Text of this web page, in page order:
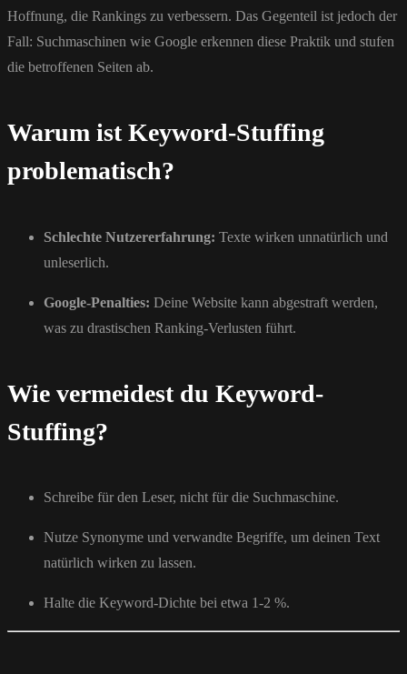
Hoffnung, die Rankings zu verbessern. Das Gegenteil ist jedoch der
Fall: Suchmaschinen wie Google erkennen diese Praktik und stufen
die betroffenen Seiten ab.
Warum ist Keyword-Stuffing
problematisch?
Schlechte Nutzererfahrung: Texte wirken unnatürlich und
unleserlich.
Google-Penalties: Deine Website kann abgestraft werden,
was zu drastischen Ranking-Verlusten führt.
Wie vermeidest du Keyword-
Stuffing?
Schreibe für den Leser, nicht für die Suchmaschine.
Nutze Synonyme und verwandte Begriffe, um deinen Text
natürlich wirken zu lassen.
Halte die Keyword-Dichte bei etwa 1-2 %.